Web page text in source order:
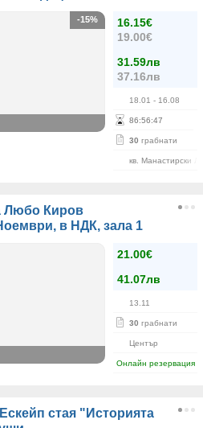
16.15€
19.00€
31.59лв
37.16лв
18.01 - 16.08
86:56:46
30 грабнати
кв. Манастирски
-15%
Любо Киров
в НДК, зала 1
21.00€
41.07лв
13.11
30 грабнати
Център
Онлайн резервация
стая "Историята